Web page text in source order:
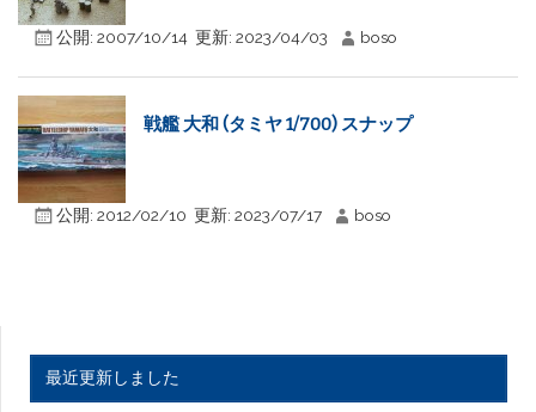
公開: 2007/10/14 更新: 2023/04/03 boso
戦艦 大和 (タミヤ 1/700) スナップ
公開: 2012/02/10 更新: 2023/07/17 boso
最近更新しました